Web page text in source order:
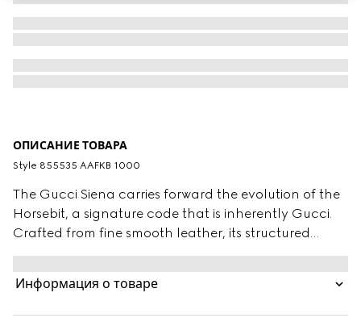
ОПИСАНИЕ ТОВАРА
Style ‎855535 AAFKB 1000
The Gucci Siena carries forward the evolution of the
Horsebit, a signature code that is inherently Gucci.
Crafted from fine smooth leather, its structured
silhouette is defined by the half Horsebit clasp, a
distinctive detail first introduced in the 1970s
Информация о товаре